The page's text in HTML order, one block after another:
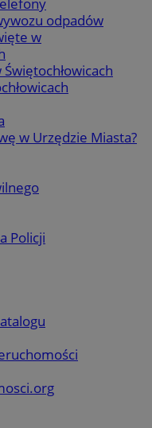
odpadów
w
Świętochłowicach
w Urzędzie Miasta?
Policji